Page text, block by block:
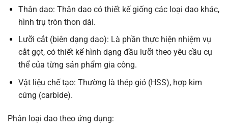
Thân dao: Thân dao có thiết kế giống các loại dao khác,
hình trụ tròn thon dài.
Lưỡi cắt (biên dạng dao): Là phần thực hiện nhiệm vụ
cắt gọt, có thiết kế hình dạng đầu lưỡi theo yêu cầu cụ
thể của từng sản phẩm gia công.
Vật liệu chế tạo: Thường là thép gió (HSS), hợp kim
cứng (carbide).
Phân loại dao theo ứng dụng: